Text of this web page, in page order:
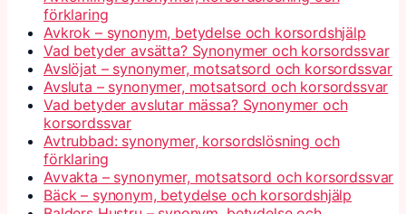
förklaring
Avkrok – synonym, betydelse och korsordshjälp
Vad betyder avsätta? Synonymer och korsordssvar
Avslöjat – synonymer, motsatsord och korsordssvar
Avsluta – synonymer, motsatsord och korsordssvar
Vad betyder avslutar mässa? Synonymer och
korsordssvar
Avtrubbad: synonymer, korsordslösning och
förklaring
Avvakta – synonymer, motsatsord och korsordssvar
Bäck – synonym, betydelse och korsordshjälp